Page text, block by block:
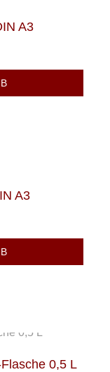
A3
A3
0,5 L